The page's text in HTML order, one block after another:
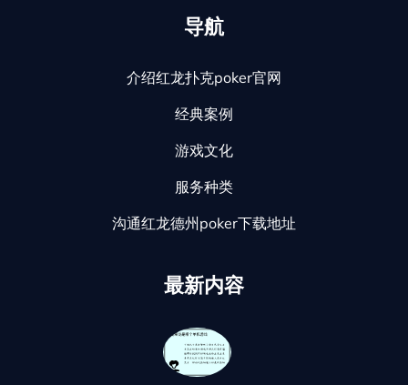
导航
介绍红龙扑克poker官网
经典案例
游戏文化
服务种类
沟通红龙德州poker下载地址
最新内容